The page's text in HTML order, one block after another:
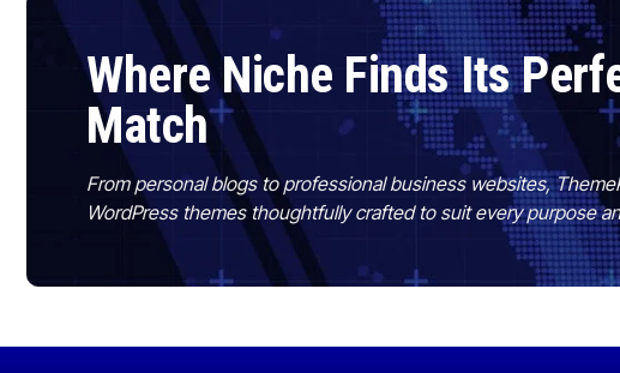
Where Niche Finds Its
Match
From personal blogs to professional business websites,
WordPress themes thoughtfully crafted to suit every purpose